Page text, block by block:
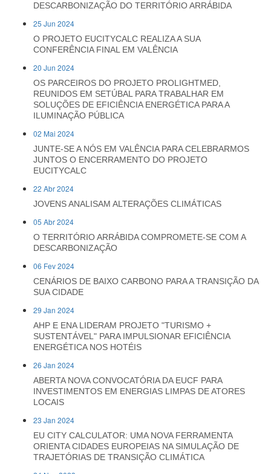
DESCARBONIZAÇÃO DO TERRITÓRIO ARRÁBIDA
25 Jun 2024
O PROJETO EUCITYCALC REALIZA A SUA
CONFERÊNCIA FINAL EM VALÊNCIA
20 Jun 2024
OS PARCEIROS DO PROJETO PROLIGHTMED,
REUNIDOS EM SETÚBAL PARA TRABALHAR EM
SOLUÇÕES DE EFICIÊNCIA ENERGÉTICA PARA A
ILUMINAÇÃO PÚBLICA
02 Mai 2024
JUNTE-SE A NÓS EM VALÊNCIA PARA CELEBRARMOS
JUNTOS O ENCERRAMENTO DO PROJETO
EUCITYCALC
22 Abr 2024
JOVENS ANALISAM ALTERAÇÕES CLIMÁTICAS
05 Abr 2024
O TERRITÓRIO ARRÁBIDA COMPROMETE-SE COM A
DESCARBONIZAÇÃO
06 Fev 2024
CENÁRIOS DE BAIXO CARBONO PARA A TRANSIÇÃO DA
SUA CIDADE
29 Jan 2024
AHP E ENA LIDERAM PROJETO "TURISMO +
SUSTENTÁVEL" PARA IMPULSIONAR EFICIÊNCIA
ENERGÉTICA NOS HOTÉIS
26 Jan 2024
ABERTA NOVA CONVOCATÓRIA DA EUCF PARA
INVESTIMENTOS EM ENERGIAS LIMPAS DE ATORES
LOCAIS
23 Jan 2024
EU CITY CALCULATOR: UMA NOVA FERRAMENTA
ORIENTA CIDADES EUROPEIAS NA SIMULAÇÃO DE
TRAJETÓRIAS DE TRANSIÇÃO CLIMÁTICA